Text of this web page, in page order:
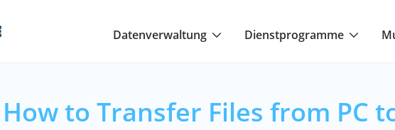
Datenverwaltung Dienstprogramme
How to Transfer Files from PC